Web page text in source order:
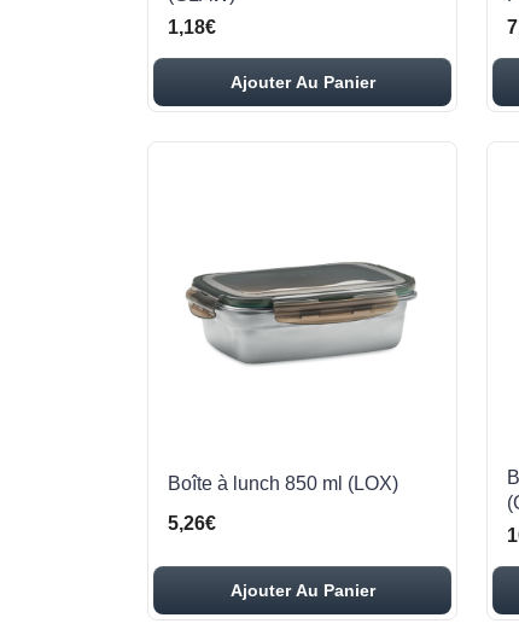
1,18€
Ajouter Au Panier
Boîte à lunch 850 ml (LOX)
5,26€
Ajouter Au Panier